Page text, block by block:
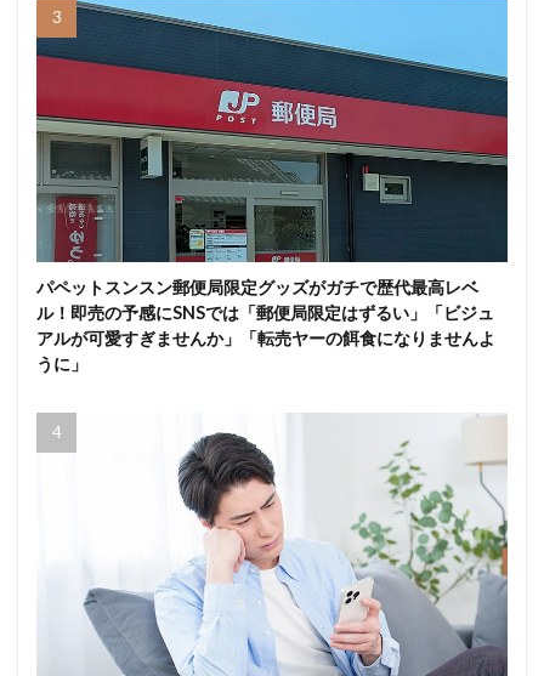
パペットスンスン郵便局限定グッズがガチで歴代最高レベ
ル！即売の予感にSNSでは「郵便局限定はずるい」「ビジュ
アルが可愛すぎませんか」「転売ヤーの餌食になりませんよ
うに」